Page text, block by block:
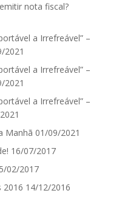
nota fiscal?
a Irrefreável” –
2021
a Irrefreável” –
2021
a Irrefreável” –
Manhã 01/09/2021
16/07/2017
02/2017
2016 14/12/2016